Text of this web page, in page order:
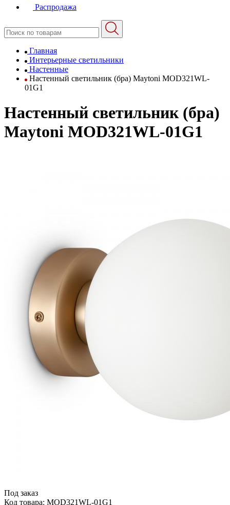
Распродажа
Главная
Интерьерные светильники
Настенные
Настенный светильник (бра) Maytoni MOD321WL-
01G1
Настенный светильник (бра)
Maytoni MOD321WL-01G1
Под заказ
Код товара: MOD321WL-01G1